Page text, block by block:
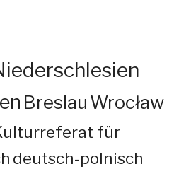
Breslau Wrocław
für
deutsch-polnisch